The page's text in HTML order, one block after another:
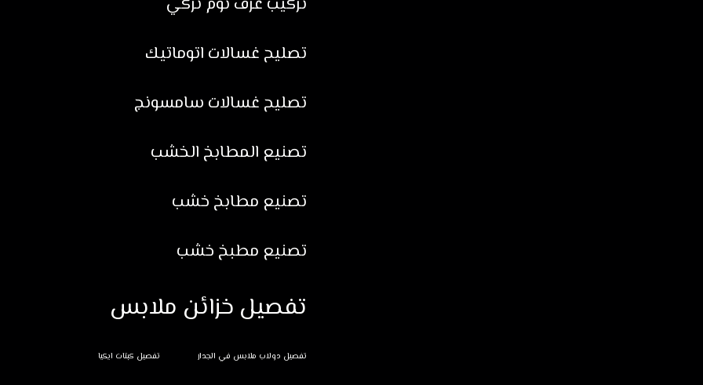
تصليح غسالات اتوماتيك
تصليح غسالات سامسونج
تصنيع المطابخ الخشب
تصنيع مطابخ خشب
تصنيع مطبخ خشب
تفصيل خزائن ملابس
تفصيل دولاب ملابس في الجدار تفصيل كبتات ايكيا